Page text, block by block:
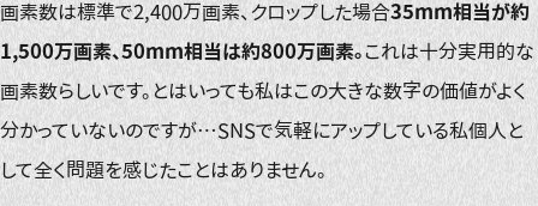
画素数は標準で2,400万画素、クロップした場合35mm相当が約
1,500万画素、50mm相当は約800万画素。これは十分実用的な
画素数らしいです。とはいっても私はこの大きな数字の価値がよく
分かっていないのですが…SNSで気軽にアップしている私個人と
して全く問題を感じたことはありません。